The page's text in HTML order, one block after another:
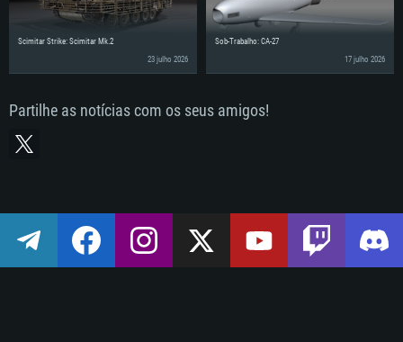
Scimitar Strike: Scimitar Mk.2
23 julho 2026
Sob-Trabalho: CA-27
17 julho 2026
Partilhe as notícias com os seus amigos!